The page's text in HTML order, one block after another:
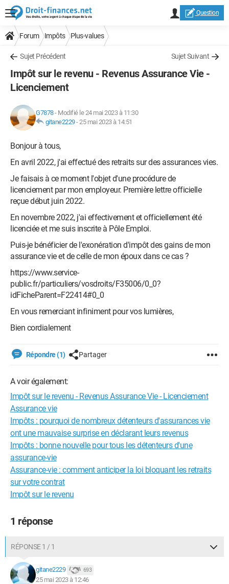
Question
Forum Impôts Plus-values
Sujet Précédent Sujet Suivant
Impôt sur le revenu - Revenus Assurance Vie -
Licenciement
G7878- Modifié le 24 mai 2023 à 11:30
gitane2229-25 mai 2023 à 14:51
Bonjour à tous,
En avril 2022, j'ai effectué des retraits sur des assurances vies.
Je faisais à ce moment l'objet d'une procédure de
licenciement par mon employeur. Première lettre officielle
reçue début juin 2022.
En novembre 2022, j'ai effectivement et officiellement été
licenciée et me suis inscrite à Pôle Emploi.
Puis-je bénéficier de l'exonération d'impôt des gains de mon
assurance vie et de celle de mon époux dans ce cas ?
https://www.service-
public.fr/particuliers/vosdroits/F35006/0_0?
idFicheParent=F22414#0_0
En vous remerciant infiniment pour vos lumières,
Bien cordialement
Répondre (1) Partager
A voir également:
Impôt sur le revenu - Revenus Assurance Vie - Licenciement
Assurance vie
Impôts : pourquoi de nombreux détenteurs d'assurances vie
ont une mauvaise surprise en déclarant leurs revenus
Impôts : bonne nouvelle pour tous les détenteurs d'une
assurance-vie
Assurance-vie : comment anticiper la loi bloquant les retraits
sur votre contrat
Impôt sur le revenu
1 réponse
RÉPONSE 1 / 1
gitane2229 693
25 mai 2023 à 12:46